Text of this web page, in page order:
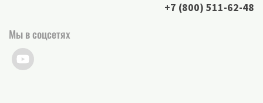
+7 (800) 511-62-48
Мы в соцсетях